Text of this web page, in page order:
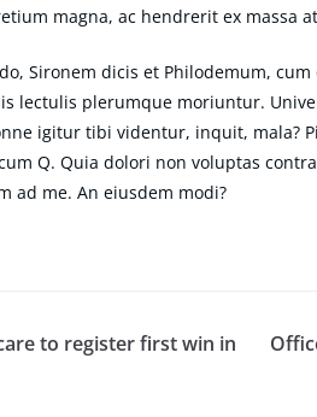
magna, ac hendrerit ex massa
Sironem dicis et Philodemum,
lectulis plerumque moriuntur.
igitur tibi videntur, inquit, mala?
Q. Quia dolori non voluptas
ad me. An eiusdem modi?
to register first win in